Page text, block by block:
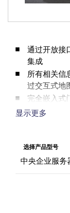
通过开放接
集成
所有相关信
过交互式地
完全嵌入式
用于取证调
显示更多
选择产品型号